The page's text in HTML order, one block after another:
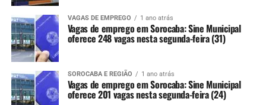
VAGAS DE EMPREGO 1 ano atrás
Vagas de emprego em Sorocaba: Sine Municipal
oferece 248 vagas nesta segunda-feira (31)
SOROCABA E REGIÃO 1 ano atrás
Vagas de emprego em Sorocaba: Sine Municipal
oferece 201 vagas nesta segunda-feira (24)